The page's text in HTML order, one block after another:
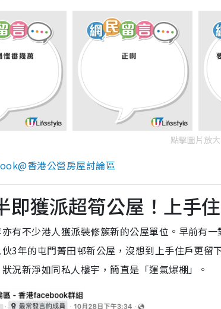
點擊圖片放大
香港公營房屋討論區
即獲派超筍公屋！上手
有不少港人獲派裝修簇新的公屋單位。早前有
3年的屯門菁田邨新公屋，沒想到上手住戶更
況新淨如同私人樓宇，簡直是「運氣爆棚」。